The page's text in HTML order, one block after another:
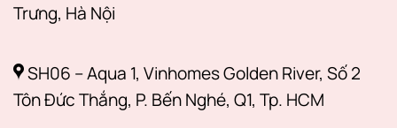
Trưng, Hà Nội
SH06 – Aqua 1, Vinhomes Golden River, Số 2
Tôn Đức Thắng, P. Bến Nghé, Q1, Tp. HCM